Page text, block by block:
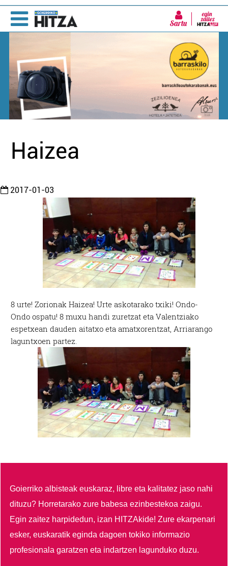
Sartu
Haizea
2017-01-03
8 urte! Zorionak Haizea! Urte askotarako txiki! Ondo-
Ondo ospatu! 8 muxu handi zuretzat eta Valentziako
espetxean dauden aitatxo eta amatxorentzat, Arriarango
laguntxoen partez.
Goierriko albisteak euskaraz, libre eta kalitatez jaso nahi
dituzu? Horretarako zure babesa ezinbestekoa zaigu.
Egin zaitez harpidedun, izan HITZAkide!Zure ekarpenari
esker, euskaratik eginda dagoen tokiko informazio
profesionala garatzen eta indartzen lagunduko duzu.